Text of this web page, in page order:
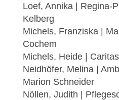
Loef, Annika | Regina-
Kelberg
Michels, Franziska |
Cochem
Michels, Heide |
Neidhöfer, Melina |
Marion Schneider
Nöllen, Judith |